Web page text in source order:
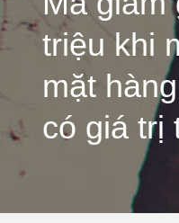
triệu khi
mặt
có giá trị